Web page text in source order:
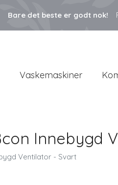
Bare det beste er godt nok!
Vaskemaskiner
Innebygd
Ventilator - Svart